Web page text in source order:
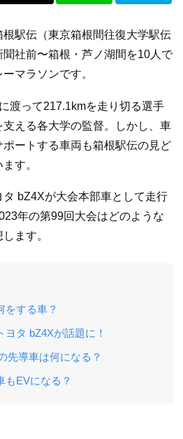
駅伝（東京箱根間往復大学駅伝
社前〜箱根・芦ノ湖間を10人で
マラソンです。
渡って217.1kmを走り切る選手
える各大学の監督。しかし、車
ートする車両も箱根駅伝の見ど
す。
bZ4Xが大会本部車として走行
年の第99回大会はどのような
ます。
をする車？
タ bZ4Xが話題に！
先導車は何になる？
もEVになる？